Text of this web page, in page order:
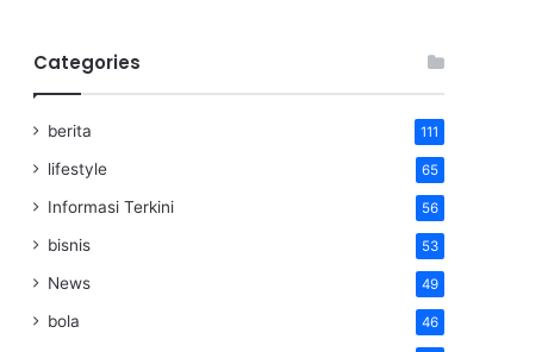
Categories
berita 111
lifestyle 65
Informasi Terkini 56
bisnis 53
News 49
bola 46